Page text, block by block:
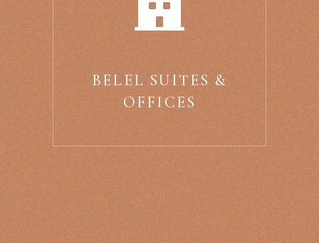
BELEL SUITES &
OFFICES